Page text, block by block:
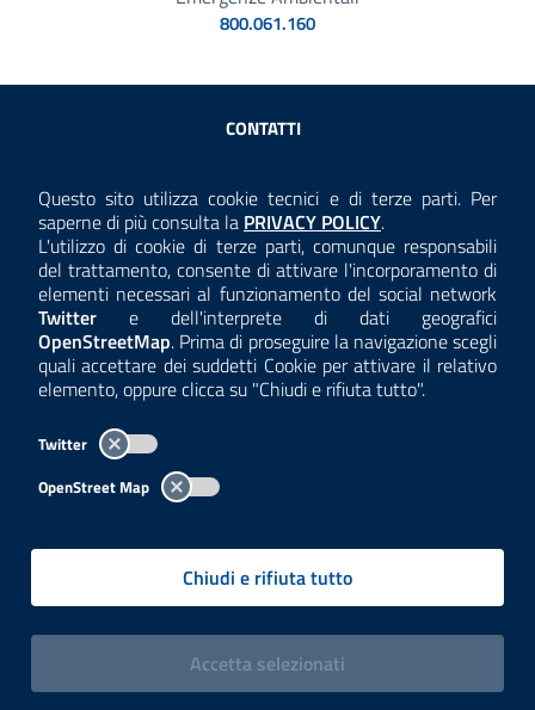
Questo sito utilizza cookie tecnici e di terze parti. Per
saperne di più consulta la Consulta la
PRIVACY POLICY.
L'utilizzo di cookie di terze parti, comunque responsabili
del trattamento, consente di attivare l'incorporamento di
elementi necessari al funzionamento del social network
Twitter e dell'interprete di dati geografici
OpenStreetMap. Prima di proseguire la navigazione scegli
quali accettare dei suddetti Cookie per attivare il relativo
elemento, oppure clicca su "Chiudi e rifiuta tutto".
Twitter
OpenStreet Map
Chiudi e rifiuta tutto
Accettai cookies
selezionati
800.061.160
Sezione Link Utili
CONTATTI
ANTICORRUZIONE
ACCESSIBILITÀ
COOKIE E PRIVACY
TEMI A-Z
Per l'utilizzo del logo e dei dati fare riferimento al regolamento
consultabile aquesta pagina
P.IVA: 13015060158 | CUU-PA: UFCPQZ